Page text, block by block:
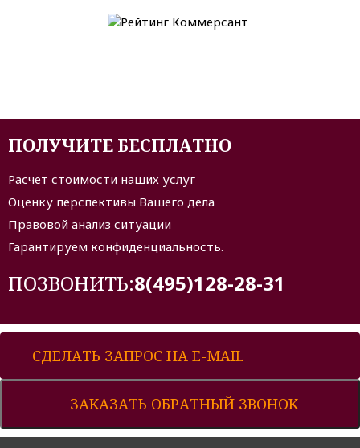
ПОЛУЧИТЕ БЕСПЛАТНО
Расчет стоимости наших услуг
Оценку перспективы Вашего дела
Правовой анализ ситуации
Гарантируем конфиденциальность.
ПОЗВОНИТЬ:8(495)128-28-31
СДЕЛАТЬ ЗАПРОС НА E-MAIL
ЗАКАЗАТЬ ОБРАТНЫЙ ЗВОНОК